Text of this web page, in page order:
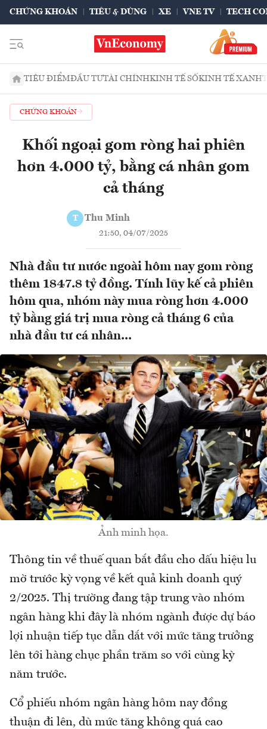
CHỨNG KHOÁN TIÊU & DÙNG XE VNE TV TECH
TIÊU ĐIỂMĐẦU TƯTÀI CHÍNHKINH TẾ SỐKINH TẾ XANH
CHỨNG KHOÁN
Khối ngoại gom ròng hai phiên
hơn 4.000 tỷ, bằng cá nhân gom
cả tháng
T Thu Minh
21:50, 04/07/2025
Nhà đầu tư nước ngoài hôm nay gom ròng
thêm 1847.8 tỷ đồng. Tính lũy kế cả phiên
hôm qua, nhóm này mua ròng hơn 4.000
tỷ bằng giá trị mua ròng cả tháng 6 của
nhà đầu tư cá nhân...
Ảnh minh họa.
Thông tin về thuế quan bắt đầu cho dấu hiệu lu
mờ trước kỳ vọng về kết quả kinh doanh quý
2/2025. Thị trường đang tập trung vào nhóm
ngân hàng khi đây là nhóm ngành được dự báo
lợi nhuận tiếp tục dẫn dắt với mức tăng trưởng
lên tới hàng chục phần trăm so với cùng kỳ
năm trước.
Cổ phiếu nhóm ngân hàng hôm nay đồng
thuận đi lên, dù mức tăng không quá cao